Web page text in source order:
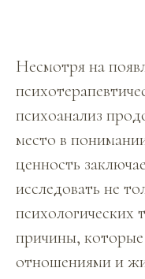
Несмотря на
психоанализ
место в
ценность
исследовать не
психологических
причины,
отношениями и